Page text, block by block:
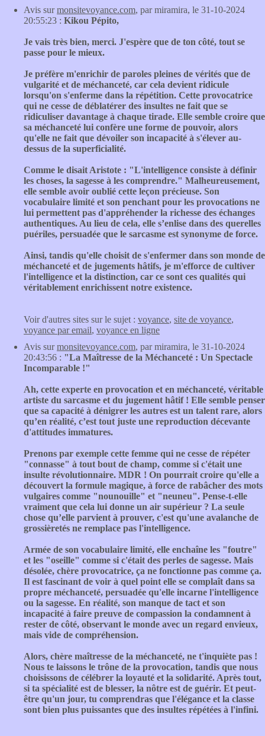
Avis surmonsitevoyance.com, par miramira, le 31-10-2024
20:55:23 : Kikou Pépito,
Je vais très bien, merci. J'espère que de ton côté, tout se
passe pour le mieux.
Je préfère m'enrichir de paroles pleines de vérités que de
vulgarité et de méchanceté, car cela devient ridicule
lorsqu'on s'enferme dans la répétition. Cette provocatrice
qui ne cesse de déblatérer des insultes ne fait que se
ridiculiser davantage à chaque tirade. Elle semble croire que
sa méchanceté lui confère une forme de pouvoir, alors
qu'elle ne fait que dévoiler son incapacité à s'élever au-
dessus de la superficialité.
Comme le disait Aristote : "L'intelligence consiste à définir
les choses, la sagesse à les comprendre." Malheureusement,
elle semble avoir oublié cette leçon précieuse. Son
vocabulaire limité et son penchant pour les provocations ne
lui permettent pas d'appréhender la richesse des échanges
authentiques. Au lieu de cela, elle s’enlise dans des querelles
puériles, persuadée que le sarcasme est synonyme de force.
Ainsi, tandis qu'elle choisit de s'enfermer dans son monde de
méchanceté et de jugements hâtifs, je m'efforce de cultiver
l'intelligence et la distinction, car ce sont ces qualités qui
véritablement enrichissent notre existence.
Voir d'autres sites sur le sujet : voyance, site de voyance,
voyance par email, voyance en ligne
Avis surmonsitevoyance.com, par miramira, le 31-10-2024
20:43:56 : "La Maîtresse de la Méchanceté : Un Spectacle
Incomparable !"
Ah, cette experte en provocation et en méchanceté, véritable
artiste du sarcasme et du jugement hâtif ! Elle semble penser
que sa capacité à dénigrer les autres est un talent rare, alors
qu’en réalité, c’est tout juste une reproduction décevante
d'attitudes immatures.
Prenons par exemple cette femme qui ne cesse de répéter
"connasse" à tout bout de champ, comme si c'était une
insulte révolutionnaire. MDR ! On pourrait croire qu'elle a
découvert la formule magique, à force de rabâcher des mots
vulgaires comme "nounouille" et "neuneu". Pense-t-elle
vraiment que cela lui donne un air supérieur ? La seule
chose qu’elle parvient à prouver, c'est qu'une avalanche de
grossièretés ne remplace pas l'intelligence.
Armée de son vocabulaire limité, elle enchaîne les "foutre"
et les "oseille" comme si c'était des perles de sagesse. Mais
désolée, chère provocatrice, ça ne fonctionne pas comme ça.
Il est fascinant de voir à quel point elle se complaît dans sa
propre méchanceté, persuadée qu'elle incarne l'intelligence
ou la sagesse. En réalité, son manque de tact et son
incapacité à faire preuve de compassion la condamnent à
rester de côté, observant le monde avec un regard envieux,
mais vide de compréhension.
Alors, chère maîtresse de la méchanceté, ne t'inquiète pas !
Nous te laissons le trône de la provocation, tandis que nous
choisissons de célébrer la loyauté et la solidarité. Après tout,
si ta spécialité est de blesser, la nôtre est de guérir. Et peut-
être qu'un jour, tu comprendras que l'élégance et la classe
sont bien plus puissantes que des insultes répétées à l'infini.